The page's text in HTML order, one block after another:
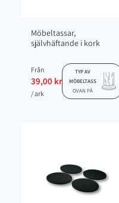
Möbeltassar,
självhäftande i kork
Från
39,00 kr
TYP AV
MÖBELTASS